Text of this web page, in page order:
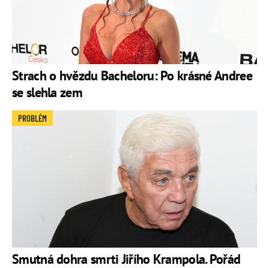
Strach o hvězdu Bacheloru: Po krásné Andree
se slehla zem
Smutná dohra smrti Jiřího Krampola. Pořád
PROBLÉM